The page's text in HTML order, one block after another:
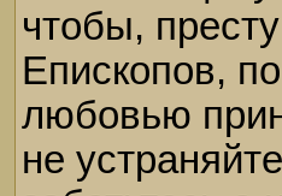
чтобы,
Епископов,
любовью
не